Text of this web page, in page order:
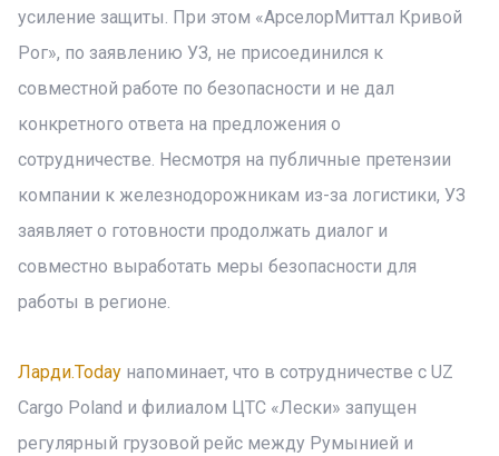
усиление защиты. При этом «АрселорМиттал Кривой
Рог», по заявлению УЗ, не присоединился к
совместной работе по безопасности и не дал
конкретного ответа на предложения о
сотрудничестве. Несмотря на публичные претензии
компании к железнодорожникам из-за логистики, УЗ
заявляет о готовности продолжать диалог и
совместно выработать меры безопасности для
работы в регионе.
Ларди.Today напоминает, что в сотрудничестве с UZ
Cargo Poland и филиалом ЦТС «Лески» запущен
регулярный грузовой рейс между Румынией и